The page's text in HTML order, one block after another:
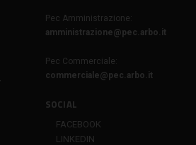
Pec Amministrazione:
amministrazione@pec.arbo.it
Pec Commerciale:
commerciale@pec.arbo.it
SOCIAL
FACEBOOK
LINKEDIN